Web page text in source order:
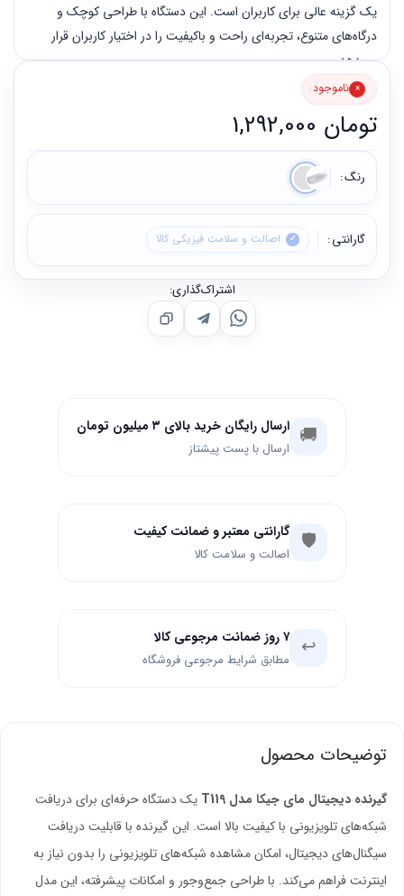
یک گزینه عالی برای کاربران است. این دستگاه با طراحی کوچک و
درگاه‌های متنوع، تجربه‌ای راحت و باکیفیت را در اختیار کاربران قرار
می‌دهد.
تومان
ناموجود
رنگ
گارانتی اصالت و سلامت فیزیکی کالا
اشتراک‌گذاری:
🚚 ارسال رایگان خرید بالای ۳ میلیون تومان
ارسال با پست پیشتاز
🛡️ گارانتی معتبر و ضمانت کیفیت
اصالت و سلامت کالا
↩️ ۷ روز ضمانت مرجوعی کالا
مطابق شرایط مرجوعی فروشگاه
توضیحات محصول
گیرنده دیجیتال مای جیکا مدل T119
یک دستگاه حرفه‌ای برای دریافت
شبکه‌های تلویزیونی با کیفیت بالا است. این گیرنده با قابلیت دریافت
سیگنال‌های دیجیتال، امکان مشاهده شبکه‌های تلویزیونی را بدون نیاز به
اینترنت فراهم می‌کند. با طراحی جمع‌وجور و امکانات پیشرفته، این مدل